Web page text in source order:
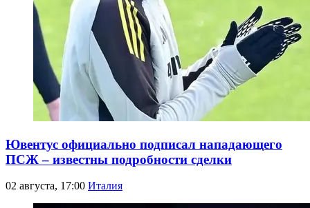
Ювентус официально подписал нападающего
ПСЖ – известны подробности сделки
02 августа, 17:00 Италия